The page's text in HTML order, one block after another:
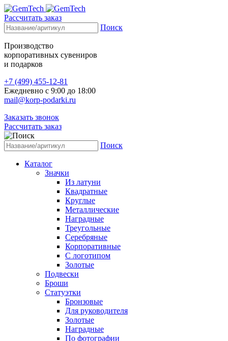
Рассчитать заказ
Поиск
Производство
корпоративных сувениров
и подарков
+7 (499) 455-12-81
Ежедневно с 9:00 до 18:00
mail@korp-podarki.ru
Заказать звонок
Рассчитать заказ
Поиск
Каталог
Значки
Из латуни
Квадратные
Круглые
Металлические
Наградные
Треугольные
Серебряные
Корпоративные
С логотипом
Золотые
Подвески
Броши
Статуэтки
Бронзовые
Для руководителя
Золотые
Наградные
По фотографии